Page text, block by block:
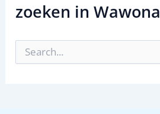
zoeken in Wawona